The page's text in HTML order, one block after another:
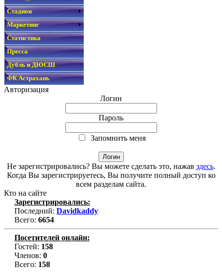
Стадион
Маркетинг
Статистика
Пресса
Дубль и ДЮСШ
ФК Астрахань
Авторизация
Логин
Пароль
Запомнить меня
Не зарегистрировались? Вы можете сделать это, нажав здесь.
Когда Вы зарегистрируетесь, Вы получите полный доступ ко
всем разделам сайта.
Кто на сайте
Зарегистрировались:
Последний: Davidkaddy
Всего: 6654
Посетителей онлайн:
Гостей: 158
Членов: 0
Всего: 158